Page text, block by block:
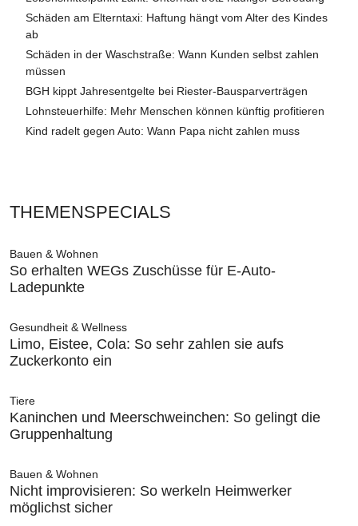
Schäden am Elterntaxi: Haftung hängt vom Alter des Kindes
ab
Schäden in der Waschstraße: Wann Kunden selbst zahlen
müssen
BGH kippt Jahresentgelte bei Riester-Bausparverträgen
Lohnsteuerhilfe: Mehr Menschen können künftig profitieren
Kind radelt gegen Auto: Wann Papa nicht zahlen muss
THEMENSPECIALS
Bauen & Wohnen
So erhalten WEGs Zuschüsse für E-Auto-
Ladepunkte
Gesundheit & Wellness
Limo, Eistee, Cola: So sehr zahlen sie aufs
Zuckerkonto ein
Tiere
Kaninchen und Meerschweinchen: So gelingt die
Gruppenhaltung
Bauen & Wohnen
Nicht improvisieren: So werkeln Heimwerker
möglichst sicher